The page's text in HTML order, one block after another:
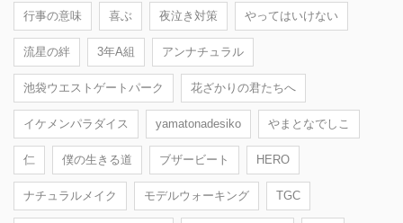
行事の意味 喜ぶ 夜泣き対策 やってはいけない
流星の絆 3年A組 アンナチュラル
池袋ウエストゲートパーク 花ざかりの君たちへ
イケメンパラダイス yamatonadesiko やまとなでしこ
仁 僕の生きる道 ブザービート HERO
ナチュラルメイク モデルウォーキング TGC